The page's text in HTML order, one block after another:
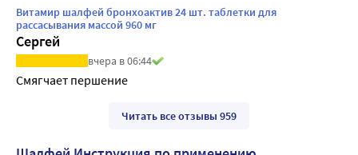
Витамир шалфей бронхоактив 24 шт. таблетки для
рассасывания массой 960 мг
Сергей
вчера в 06:44
Смягчает першение
Читать все отзывы 959